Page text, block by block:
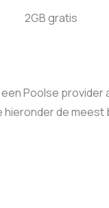
2GB gratis
Poolse provider
hieronder de